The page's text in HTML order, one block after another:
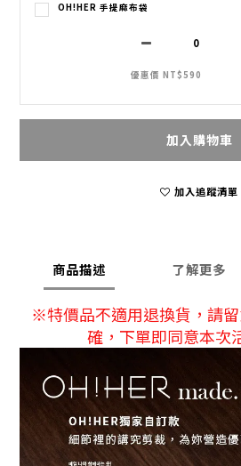
OH!HER 手提麻布袋
優惠價 NT$590
加入購物車
加入追蹤清單
商品描述 了解更多
※特價品不適用退換貨，請
確，下單即同意本次